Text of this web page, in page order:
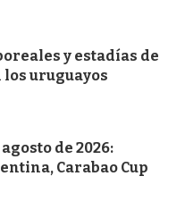
y estadías de
los uruguayos
de 2026:
Carabao Cup